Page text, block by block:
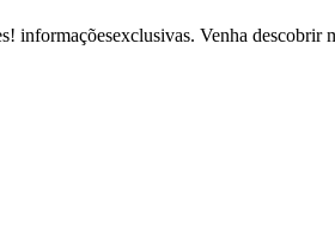
informaçõesexclusivas. Venha descobrir